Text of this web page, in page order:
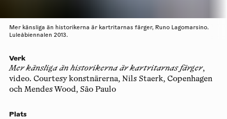
Mer känsliga än historikerna är kartritarnas färger, Runo Lagomarsino.
Luleåbiennalen 2013.
Verk
Mer känsliga än historikerna är kartritarnas färger,
video. Courtesy konstnärerna, Nils Staerk, Copenhagen
och Mendes Wood, São Paulo
Plats